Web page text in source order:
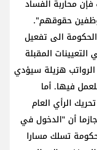
محاربة الفساد
حقوقهم".
الى تفعيل
المقبلة
هزيلة سيؤدي
فيها. أما
الرأي العام
أن "الدخول في
تسلك مسارا